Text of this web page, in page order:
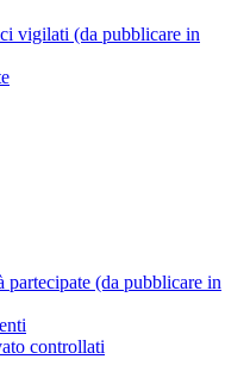
vigilati (da pubblicare in
partecipate (da pubblicare in
controllati